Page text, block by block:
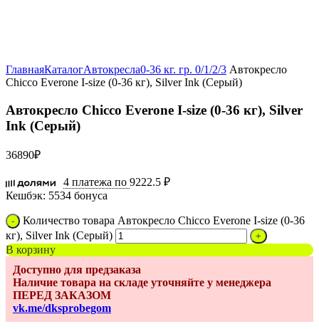
ГлавнаяКаталогАвтокресла0-36 кг. гр. 0/1/2/3 Автокресло
Chicco Everone I-size (0-36 кг), Silver Ink (Серый)
Автокресло Chicco Everone I-size (0-36 кг), Silver
Ink (Серый)
36890₽
4 платежа по 9222.5 ₽
Кешбэк: 5534 бонуса
Количество товара Автокресло Chicco Everone I-size (0-36
кг), Silver Ink (Серый)
В корзину
Доступно для предзаказа
Наличие товара на складе уточняйте у менеджера
ПЕРЕД ЗАКАЗОМ
vk.me/dksprobegom